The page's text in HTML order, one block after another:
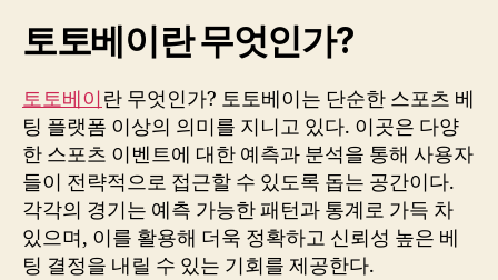
토토베이란 무엇인가?
토토베이란 무엇인가? 토토베이는 단순한 스포츠 베
팅 플랫폼 이상의 의미를 지니고 있다. 이곳은 다양
한 스포츠 이벤트에 대한 예측과 분석을 통해 사용자
들이 전략적으로 접근할 수 있도록 돕는 공간이다.
각각의 경기는 예측 가능한 패턴과 통계로 가득 차
있으며, 이를 활용해 더욱 정확하고 신뢰성 높은 베
팅 결정을 내릴 수 있는 기회를 제공한다.